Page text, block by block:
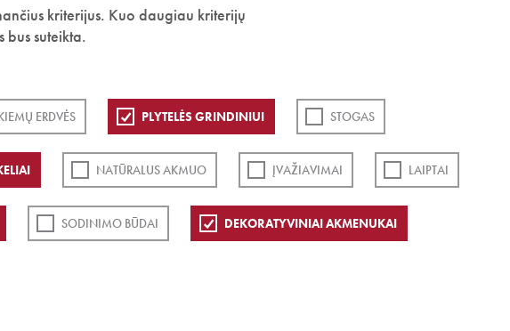
kriterijus. Kuo daugiau kriterijų
bus suteikta.
ERDVĖS PLYTELĖS GRINDINIUI STOGAS
NATŪRALUS AKMUO ĮVAŽIAVIMAI LAIPTAI
SODINIMO BŪDAI DEKORATYVINIAI AKMENUKAI